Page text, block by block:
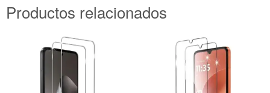
Productos relacionados